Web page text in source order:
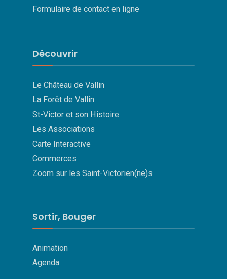
Formulaire de contact en ligne
Découvrir
Le Château de Vallin
La Forêt de Vallin
St-Victor et son Histoire
Les Associations
Carte Interactive
Commerces
Zoom sur les Saint-Victorien(ne)s
Sortir, Bouger
Animation
Agenda